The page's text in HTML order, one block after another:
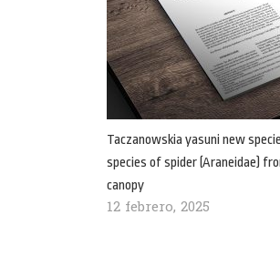
Taczanowskia yasuni new
species of spider (Araneidae)
canopy
12 febrero, 2025